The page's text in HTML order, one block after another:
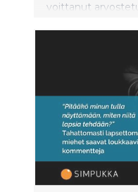
voittanut
kehityksen
Palkinto
merkittävästä
kaupunkien,
edistämisessä.
joka yhdistää
auttajat
käyttäjät voivat
tarjota apua
vahvistaa